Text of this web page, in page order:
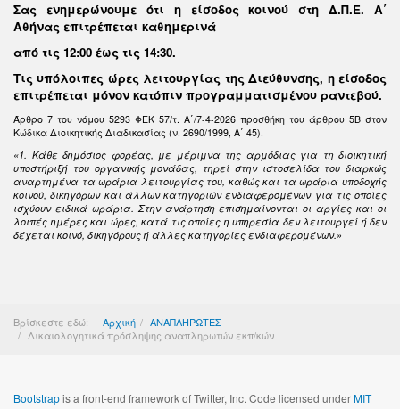
Σας ενημερώνουμε ότι η είσοδος κοινού στη Δ.Π.Ε. Α΄
Αθήνας επιτρέπεται καθημερινά
από τις 12:00 έως τις 14:30.
Τις υπόλοιπες ώρες λειτουργίας της Διεύθυνσης, η είσοδος
επιτρέπεται μόνον κατόπιν προγραμματισμένου ραντεβού.
Άρθρο 7 του νόμου 5293 ΦΕΚ 57/τ. Α΄/7-4-2026 προσθήκη του άρθρου 5Β στον
Κώδικα Διοικητικής Διαδικασίας (ν. 2690/1999, Α΄ 45).
«1. Κάθε δημόσιος φορέας, με μέριμνα της αρμόδιας για τη διοικητική
υποστήριξή του οργανικής μονάδας, τηρεί στην ιστοσελίδα του διαρκώς
αναρτημένα τα ωράρια λειτουργίας του, καθώς και τα ωράρια υποδοχής
κοινού, δικηγόρων και άλλων κατηγοριών ενδιαφερομένων για τις οποίες
ισχύουν ειδικά ωράρια. Στην ανάρτηση επισημαίνονται οι αργίες και οι
λοιπές ημέρες και ώρες, κατά τις οποίες η υπηρεσία δεν λειτουργεί ή δεν
δέχεται κοινό, δικηγόρους ή άλλες κατηγορίες ενδιαφερομένων.»
Βρίσκεστε εδώ: Αρχική
ΑΝΑΠΛΗΡΩΤΕΣ
Δικαιολογητικά πρόσληψης αναπληρωτών εκπ/κών
Bootstrapis a front-end framework of Twitter, Inc. Code licensed underMIT